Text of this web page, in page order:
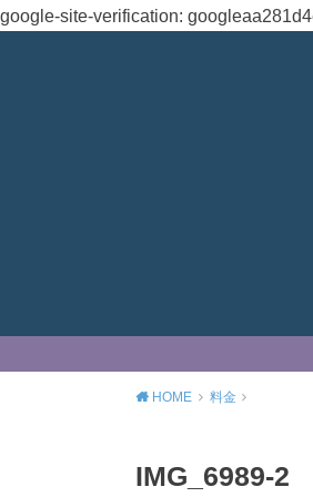
google-site-verification:
HOME 料金
IMG_6989-2